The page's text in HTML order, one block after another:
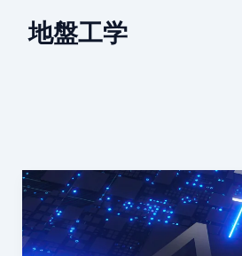
地盤工学
地
盤
調
査